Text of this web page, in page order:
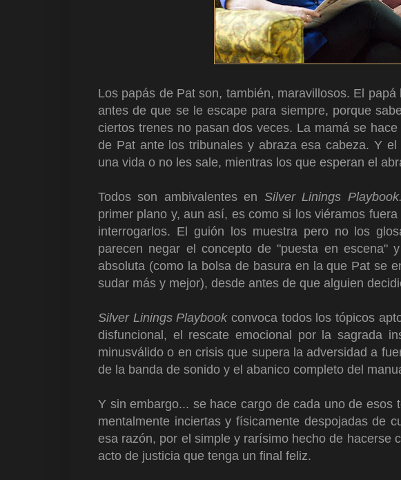
Los papás de Pat son, también, maravillosos. El
antes de que se le escape para siempre, porque
ciertos trenes no pasan dos veces. La mamá se
de Pat ante los tribunales y abraza esa cabeza. Y
una vida o no les sale, mientras los que esperan el
Todos son ambivalentes en Silver Linings
primer plano y, aun así, es como si los viéramos
interrogarlos. El guión los muestra pero no los
parecen negar el concepto de "puesta en escena"
absoluta (como la bolsa de basura en la que Pat se
sudar más y mejor), desde antes de que alguien
Silver Linings Playbookconvoca todos los tópicos
disfuncional, el rescate emocional por la sagrada
minusválido o en crisis que supera la adversidad a
de la banda de sonido y el abanico completo del
Y sin embargo... se hace cargo de cada uno de esos
mentalmente inciertas y físicamente despojadas de
esa razón, por el simple y rarísimo hecho de hacerse
acto de justicia que tenga un final feliz.